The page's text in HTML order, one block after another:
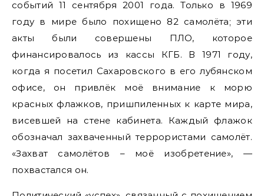
событий 11 сентября 2001 года. Только в 1969
году в мире было похищено 82 самолёта; эти
акты были совершены ПЛО, которое
финансировалось из кассы КГБ. В 1971 году,
когда я посетил Сахаровского в его лубянском
офисе, он привлёк моё внимание к морю
красных флажков, пришпиленных к карте мира,
висевшей на стене кабинета. Каждый флажок
обозначал захваченный террористами самолёт.
«Захват самолётов – моё изобретение», —
похвастался он.